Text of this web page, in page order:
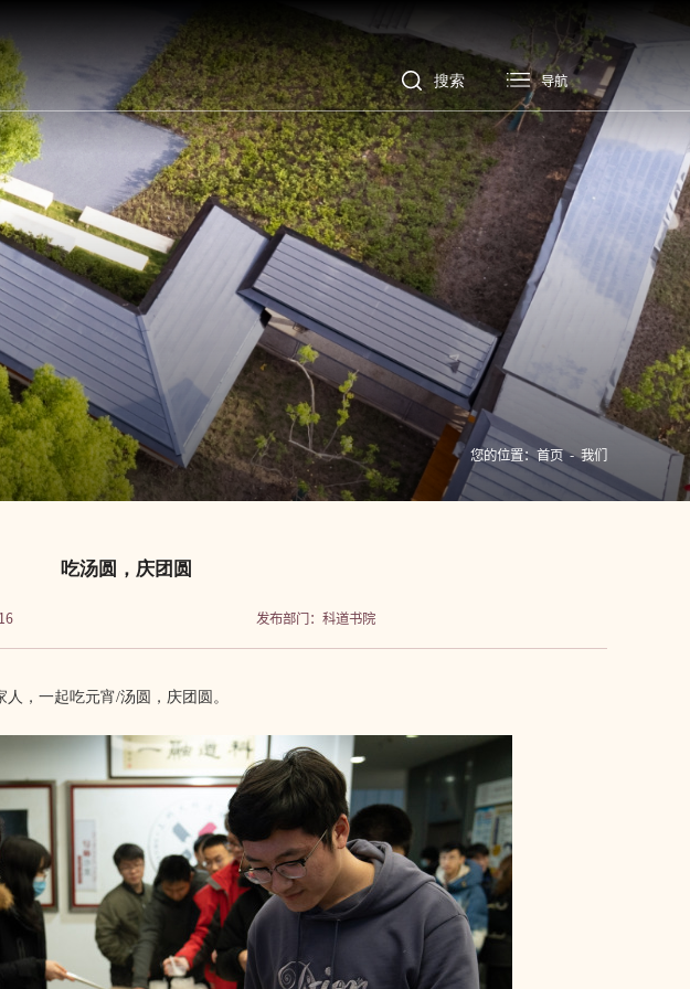
导航
您的位置：首页 - 我们
吃汤圆，庆团圆
发布部门：科道书院
人，一起吃元宵/汤圆，庆团圆。